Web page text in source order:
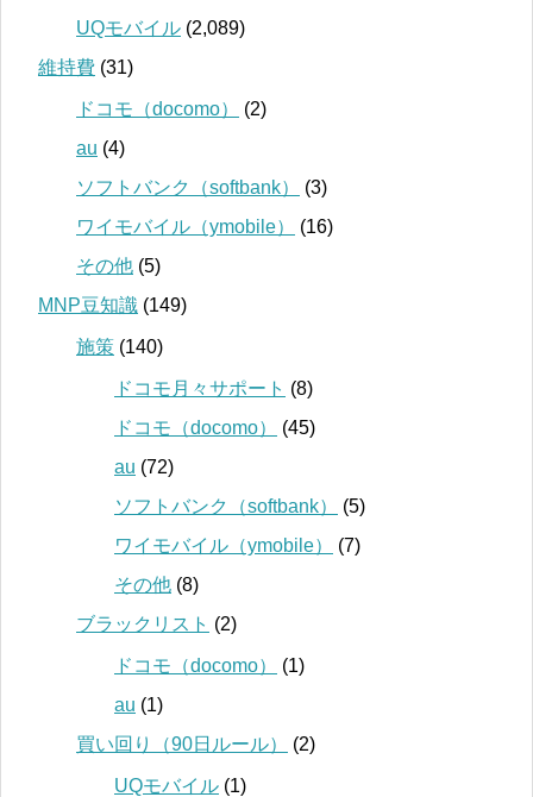
UQモバイル (2,089)
維持費 (31)
ドコモ（docomo）
(2)
au (4)
ソフトバンク（softbank）
(3)
ワイモバイル（ymobile）
(16)
その他 (5)
MNP豆知識 (149)
施策 (140)
ドコモ月々サポート (8)
ドコモ（docomo）
(45)
au (72)
ソフトバンク（softbank）
(5)
ワイモバイル（ymobile）
(7)
その他 (8)
ブラックリスト (2)
ドコモ（docomo）
(1)
au (1)
買い回り（90日ルール）
(2)
UQモバイル (1)